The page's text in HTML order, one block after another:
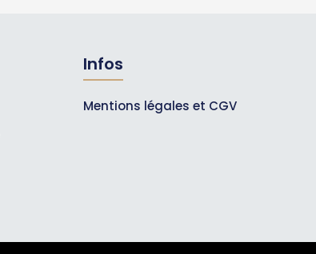
Infos
Mentions légales et CGV